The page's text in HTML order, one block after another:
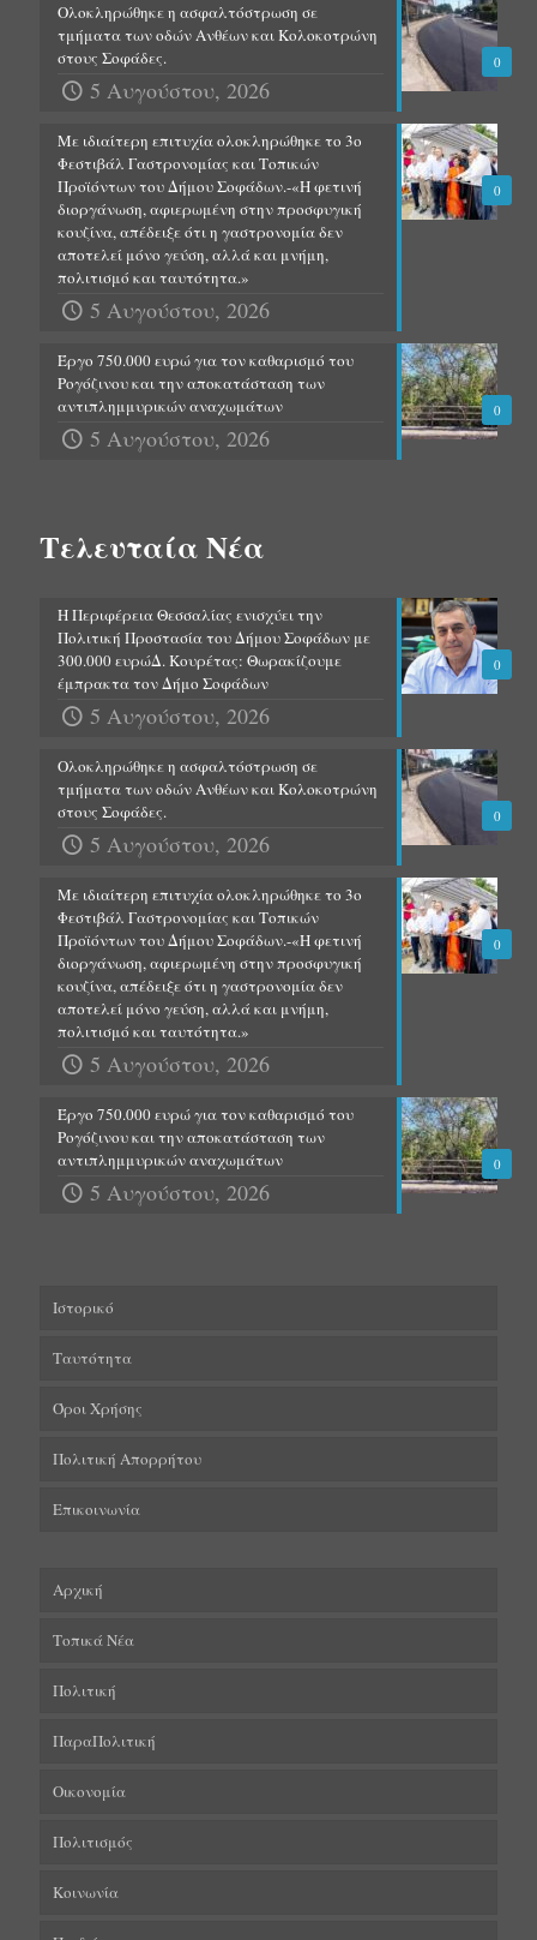
0
Ολοκληρώθηκε η ασφαλτόστρωση σε
τμήματα των οδών Ανθέων και Κολοκοτρώνη
στους Σοφάδες.
5 Αυγούστου, 2026
0
Με ιδιαίτερη επιτυχία ολοκληρώθηκε το 3ο
Φεστιβάλ Γαστρονομίας και Τοπικών
Προϊόντων του Δήμου Σοφάδων.-«Η φετινή
διοργάνωση, αφιερωμένη στην προσφυγική
κουζίνα, απέδειξε ότι η γαστρονομία δεν
αποτελεί μόνο γεύση, αλλά και μνήμη,
πολιτισμό και ταυτότητα.»
5 Αυγούστου, 2026
0
Έργο 750.000 ευρώ για τον καθαρισμό του
Ρογόζινου και την αποκατάσταση των
αντιπλημμυρικών αναχωμάτων
5 Αυγούστου, 2026
Τελευταία Νέα
0
Η Περιφέρεια Θεσσαλίας ενισχύει την
Πολιτική Προστασία του Δήμου Σοφάδων με
300.000 ευρώΔ. Κουρέτας: Θωρακίζουμε
έμπρακτα τον Δήμο Σοφάδων
5 Αυγούστου, 2026
0
Ολοκληρώθηκε η ασφαλτόστρωση σε
τμήματα των οδών Ανθέων και Κολοκοτρώνη
στους Σοφάδες.
5 Αυγούστου, 2026
0
Με ιδιαίτερη επιτυχία ολοκληρώθηκε το 3ο
Φεστιβάλ Γαστρονομίας και Τοπικών
Προϊόντων του Δήμου Σοφάδων.-«Η φετινή
διοργάνωση, αφιερωμένη στην προσφυγική
κουζίνα, απέδειξε ότι η γαστρονομία δεν
αποτελεί μόνο γεύση, αλλά και μνήμη,
πολιτισμό και ταυτότητα.»
5 Αυγούστου, 2026
0
Έργο 750.000 ευρώ για τον καθαρισμό του
Ρογόζινου και την αποκατάσταση των
αντιπλημμυρικών αναχωμάτων
5 Αυγούστου, 2026
Ιστορικό
Ταυτότητα
Όροι Χρήσης
Πολιτική Απορρήτου
Επικοινωνία
Αρχική
Τοπικά Νέα
Πολιτική
ΠαραΠολιτική
Οικονομία
Πολιτισμός
Κοινωνία